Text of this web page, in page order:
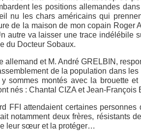
les positions allemandes dans
nu les chars américains qui
de la maison de mon copain Roger
autre va laisser une trace indélébile
du Docteur Sobaux.
allemand et M. André GRELBIN,
de la population dans les
sommes montés avec la brouette
nés : Chantal CIZA et Jean-François
FFI attendaient certaines personnes
notamment deux frères, résistants
leur sœur et la protéger…